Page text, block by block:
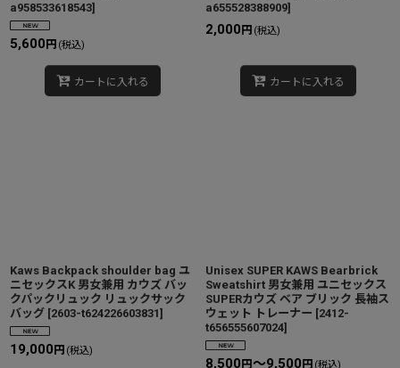
a958533618543]
5,600 円 (税込)
カートに入れる
a655528388909]
2,000 円 (税込)
カートに入れる
Kaws Backpack shoulder bag ユ
ニセックスK 男女兼用 カウズ バッ
クパックリュック リュックサック
バッグ [2603-t624226603831]
19,000 円 (税込)
Unisex SUPER KAWS Bearbrick
Sweatshirt 男女兼用 ユニセックス
SUPERカウズ ベア ブリック 長袖ス
ウェット トレーナー [2412-
t656555607024]
8,500 円 ～9,500 円 (税込)